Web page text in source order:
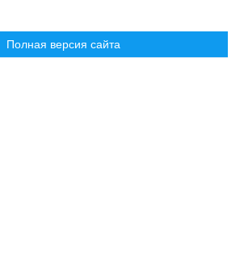
Полная версия сайта